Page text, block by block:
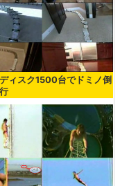
ィスク1500台でドミノ倒